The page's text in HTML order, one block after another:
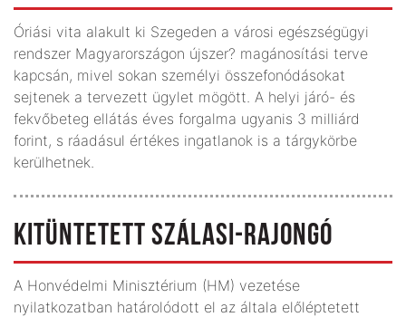
Óriási vita alakult ki Szegeden a városi egészségügyi
rendszer Magyarországon újszer? magánosítási terve
kapcsán, mivel sokan személyi összefonódásokat
sejtenek a tervezett ügylet mögött. A helyi járó- és
fekvőbeteg ellátás éves forgalma ugyanis 3 milliárd
forint, s ráadásul értékes ingatlanok is a tárgykörbe
kerülhetnek.
KITÜNTETETT SZÁLASI-RAJONGÓ
A Honvédelmi Minisztérium (HM) vezetése
nyilatkozatban határolódott el az általa előléptetett